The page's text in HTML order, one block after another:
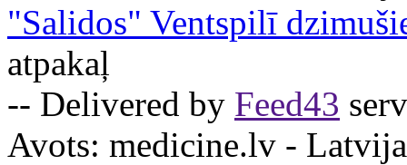
"Salidos" Ventspilī
atpakaļ
-- Delivered by Feed43
Avots: medicine.lv -